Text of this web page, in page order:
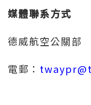
媒體聯系方式
德威航空公關部
電郵：